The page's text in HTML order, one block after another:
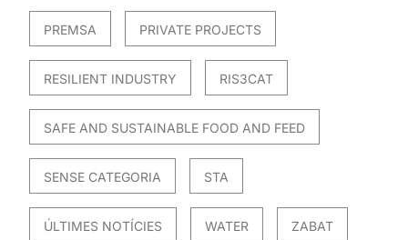
PREMSA PRIVATE PROJECTS
RESILIENT INDUSTRY RIS3CAT
SAFE AND SUSTAINABLE FOOD AND FEED
SENSE CATEGORIA STA
ÚLTIMES NOTÍCIES WATER ZABAT